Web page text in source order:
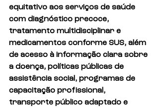
equitativo aos serviços de saúde
com diagnóstico precoce,
tratamento multidisciplinar e
medicamentos conforme SUS, além
de acesso à informação clara sobre
a doença, políticas públicas de
assistência social, programas de
capacitação profissional,
transporte público adaptado e